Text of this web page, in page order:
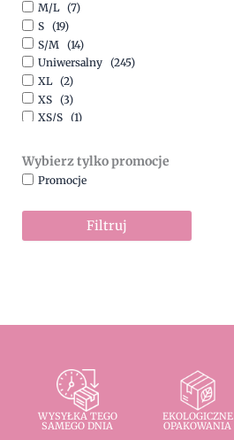
Turkusowy
Zielony
Złoty
(1)
M/L (7)
S (19)
S/M (14)
Uniwersalny (245)
XL (2)
XS (3)
XS/S (1)
Wybierz tylko promocje
Promocje
Filtruj
WYSYŁKA TEGO
SAMEGO DNIA
EKOLOGICZNE
OPAKOWANIA